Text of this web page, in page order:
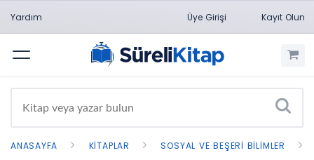
Yardım Üye Girişi Kayıt Olun
Menü
ANASAYFA KITAPLAR SOSYAL VE BEŞERI BILIMLER